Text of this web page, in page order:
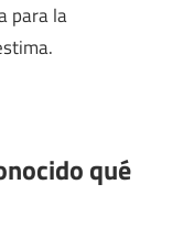
para la
qué